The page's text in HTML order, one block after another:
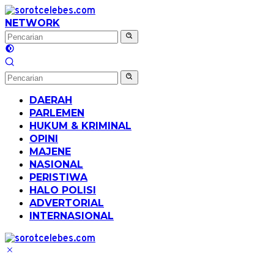
Langsung
ke
konten
NETWORK
DAERAH
PARLEMEN
HUKUM & KRIMINAL
OPINI
MAJENE
NASIONAL
PERISTIWA
HALO POLISI
ADVERTORIAL
INTERNASIONAL